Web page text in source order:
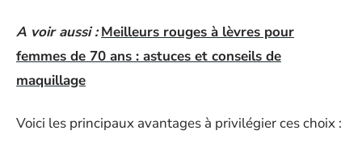
A voir aussi : Meilleurs rouges à lèvres pour
femmes de 70 ans : astuces et conseils de
maquillage
Voici les principaux avantages à privilégier ces choix :